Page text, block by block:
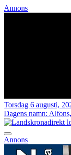
Annons
Torsdag 6 augusti,
Dagens namn:
Annons